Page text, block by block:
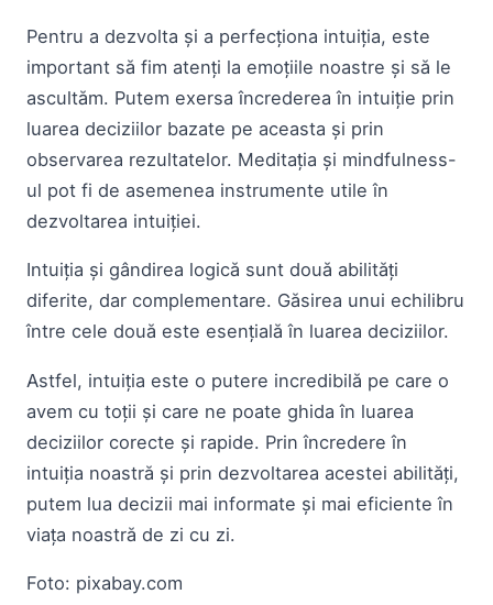
Pentru a dezvolta și a perfecționa intuiția, este
important să fim atenți la emoțiile noastre și să le
ascultăm. Putem exersa încrederea în intuiție prin
luarea deciziilor bazate pe aceasta și prin
observarea rezultatelor. Meditația și mindfulness-
ul pot fi de asemenea instrumente utile în
dezvoltarea intuiției.
Intuiția și gândirea logică sunt două abilități
diferite, dar complementare. Găsirea unui echilibru
între cele două este esențială în luarea deciziilor.
Astfel, intuiția este o putere incredibilă pe care o
avem cu toții și care ne poate ghida în luarea
deciziilor corecte și rapide. Prin încredere în
intuiția noastră și prin dezvoltarea acestei abilități,
putem lua decizii mai informate și mai eficiente în
viața noastră de zi cu zi.
Foto: pixabay.com